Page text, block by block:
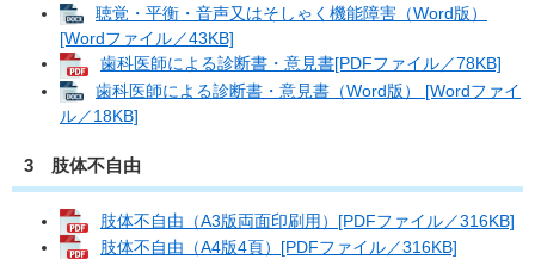
聴覚・平衡・音声又はそしゃく機能障害（Word版）
[Wordファイル／43KB]
歯科医師による診断書・意見書[PDFファイル／78KB]
歯科医師による診断書・意見書（Word版） [Wordファイ
ル／18KB]
3 肢体不自由
肢体不自由（A3版両面印刷用）[PDFファイル／316KB]
肢体不自由（A4版4頁）[PDFファイル／316KB]